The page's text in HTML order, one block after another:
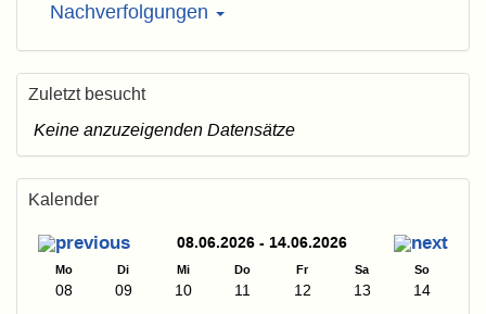
Nachverfolgungen
Zuletzt besucht
Keine anzuzeigenden Datensätze
Kalender
08.06.2026 - 14.06.2026
Mo Di Mi Do Fr Sa So
08 09 10 11 12 13 14